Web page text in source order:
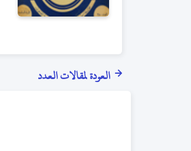
العودة لمقالات العدد